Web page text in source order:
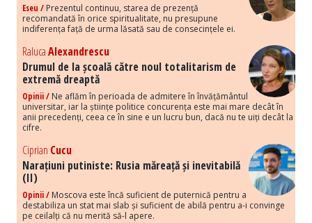
Eseu / Prezentul continuu, starea de prezență
recomandată în orice spiritualitate, nu presupune
indiferența față de urma lăsată sau de consecințele ei.
RalucaAlexandrescu
Drumul de la școală către noul totalitarism de
extremă dreaptă
Opinii / Ne aflăm în perioada de admitere în învățământul
universitar, iar la științe politice concurența este mai mare decât în
anii precedenți, ceea ce în sine e un lucru bun, dacă nu te uiți decât la
cifre.
Ciprian Cucu
Narațiuni putiniste: Rusia măreață și inevitabilă
(II)
Opinii / Moscova este încă suficient de puternică pentru a
destabiliza un stat mai slab și suficient de abilă pentru a-i convinge
pe ceilalți că nu merită să-l apere.